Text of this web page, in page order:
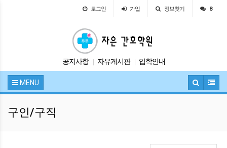
로그인 가입 정보찾기 8
공지사항 자유게시판 입학안내
교육안내
시험정보
MENU
구인/구직